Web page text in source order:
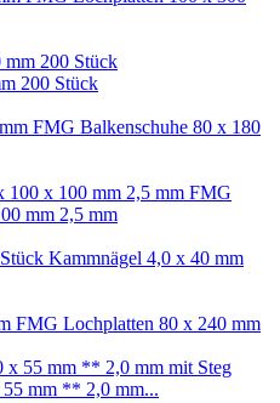
200 Stück
FMG Balkenschuhe 80 x 180
FMG
mm 2,5 mm
Kammnägel 4,0 x 40 mm
FMG Lochplatten 80 x 240 mm
mm ** 2,0 mm...